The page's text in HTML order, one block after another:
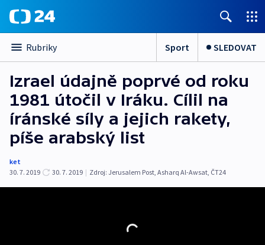
Rubriky Sport SLEDOVAT
Izrael údajně poprvé od roku
1981 útočil v Iráku. Cílil na
íránské síly a jejich rakety,
píše arabský list
ket
30. 7. 2019
30. 7. 2019 | Zdroj: Jerusalem Post, Asharq Al-Awsat, ČT24